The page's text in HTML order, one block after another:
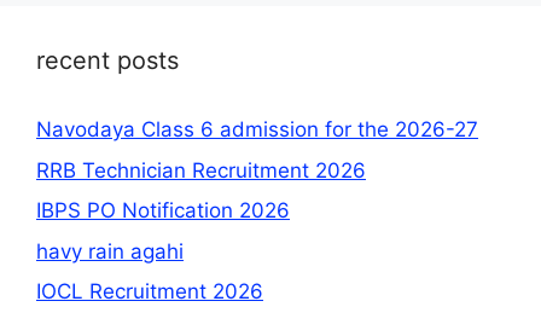
recent posts
Navodaya Class 6 admission for the 2026-27
RRB Technician Recruitment 2026
IBPS PO Notification 2026
havy rain agahi
IOCL Recruitment 2026